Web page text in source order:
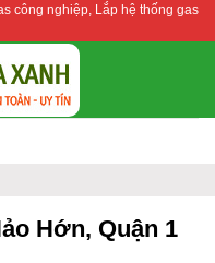
công nghiệp, Lắp hệ thống gas
Hớn, Quận 1